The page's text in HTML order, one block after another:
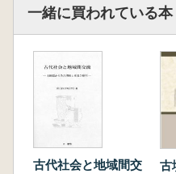
樋口知志 律令国家形
古学の研究結果を手
総 括
眞保昌弘 関東東北
流から
一緒に買われている本
古代社会と地域間交
古